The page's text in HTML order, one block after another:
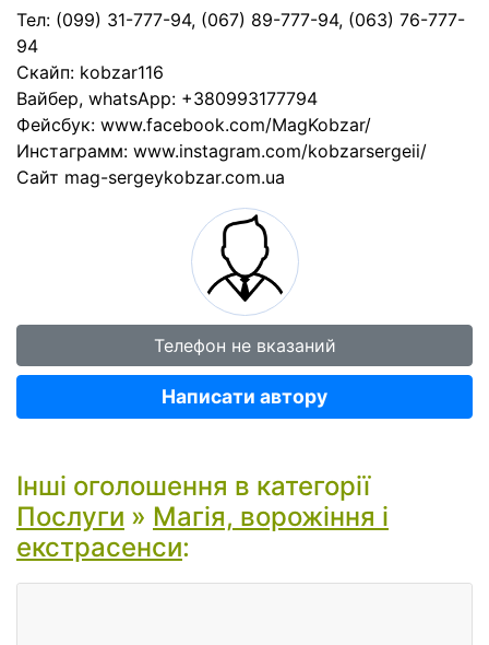
Тел: (099) 31-777-94, (067) 89-777-94, (063) 76-777-
94
Скайп: kobzar116
Вайбер, whatsApp: +380993177794
Фейсбук: www.facebook.com/MagKobzar/
Инстаграмм: www.instagram.com/kobzarsergeii/
Сайт mag-sergeykobzar.com.ua
Телефон не вказаний
Написати автору
Інші оголошення в категорії
Послуги » Магія, ворожіння і
екстрасенси: